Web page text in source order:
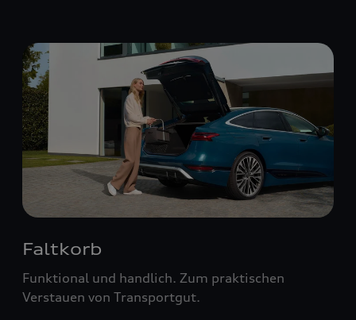
Faltkorb
Funktional und handlich. Zum praktischen
Verstauen von Transportgut.